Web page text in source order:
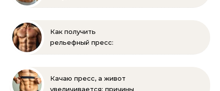
Как получить
рельефный пресс:
Качаю пресс, а живот
увеличивается: причины